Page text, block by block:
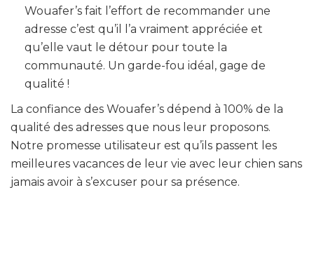
Wouafer’s fait l’effort de recommander une
adresse c’est qu’il l’a vraiment appréciée et
qu’elle vaut le détour pour toute la
communauté. Un garde-fou idéal, gage de
qualité !
La confiance des Wouafer’s dépend à 100% de la
qualité des adresses que nous leur proposons.
Notre promesse utilisateur est qu’ils passent les
meilleures vacances de leur vie avec leur chien sans
jamais avoir à s’excuser pour sa présence.